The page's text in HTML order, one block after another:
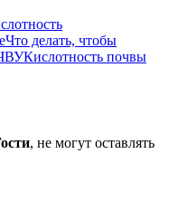
Что делать, чтобы
Кислотность почвы
, не могут оставлять